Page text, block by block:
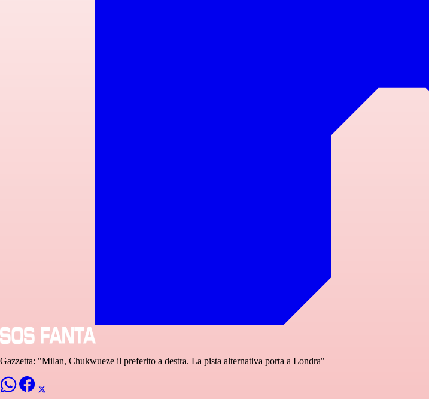
Gazzetta: "Milan, Chukwueze il preferito a destra. La pista alternativa porta a Londra"